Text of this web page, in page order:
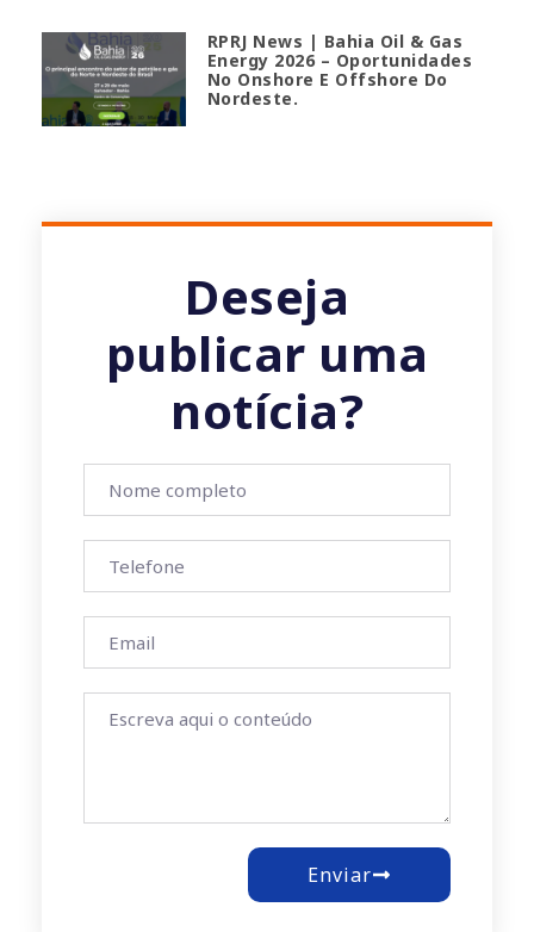
RPRJ News | Bahia Oil & Gas
Energy 2026 – Oportunidades
No Onshore E Offshore Do
Nordeste.
Deseja
publicar uma
notícia?
Enviar